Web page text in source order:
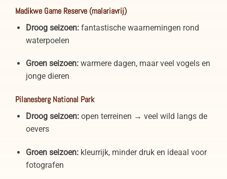
Madikwe Game Reserve (malariavrij)
Droog seizoen:fantastische waarnemingen rond
waterpoelen
Groen seizoen:warmere dagen, maar veel vogels en
jonge dieren
Pilanesberg National Park
Droog seizoen:open terreinen → veel wild langs de
oevers
Groen seizoen:kleurrijk, minder druk en ideaal voor
fotografen